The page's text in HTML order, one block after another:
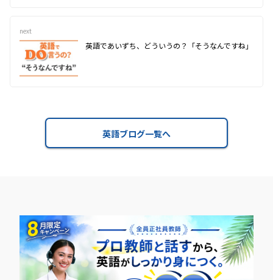
next
英語であいずち、どういうの？「そうなんですね」
英語ブログ一覧へ